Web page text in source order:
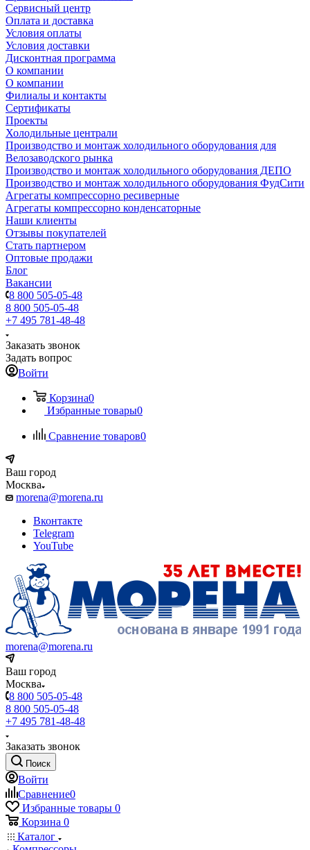
Сервисный центр
Оплата и доставка
Условия оплаты
Условия доставки
Дисконтная программа
О компании
О компании
Филиалы и контакты
Сертификаты
Проекты
Холодильные централи
Производство и монтаж холодильного оборудования для
Велозаводского рынка
Производство и монтаж холодильного оборудования ДЕПО
Производство и монтаж холодильного оборудования ФудСити
Агрегаты компрессорно ресиверные
Агрегаты компрессорно конденсаторные
Наши клиенты
Отзывы покупателей
Стать партнером
Оптовые продажи
Блог
Вакансии
8 800 505-05-48
8 800 505-05-48
+7 495 781-48-48
Заказать звонок
Задать вопрос
Войти
Корзина0
Избранные товары0
Сравнение товаров0
Ваш город
Москва
morena@morena.ru
Вконтакте
Telegram
YouTube
morena@morena.ru
Ваш город
Москва
8 800 505-05-48
8 800 505-05-48
+7 495 781-48-48
Заказать звонок
Поиск
Войти
Сравнение0
Избранные товары 0
Корзина 0
Каталог